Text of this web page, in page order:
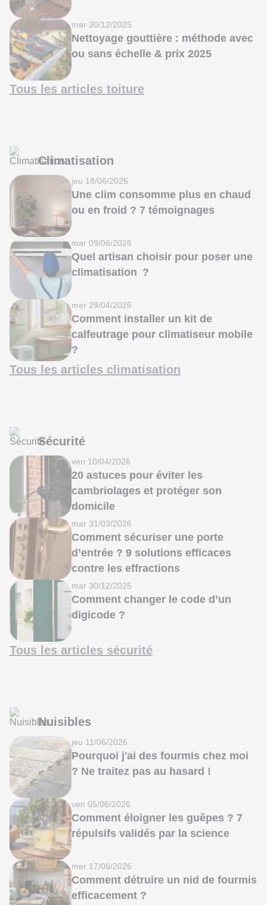
mar 30/12/2025
Nettoyage gouttière : méthode avec
ou sans échelle & prix 2025
Tous les articles toiture
Climatisation
jeu 18/06/2026
Une clim consomme plus en chaud
ou en froid ? 7 témoignages
mar 09/06/2026
Quel artisan choisir pour poser une
climatisation ?
mer 29/04/2026
Comment installer un kit de
calfeutrage pour climatiseur mobile
?
Tous les articles climatisation
Sécurité
ven 10/04/2026
20 astuces pour éviter les
cambriolages et protéger son
domicile
mar 31/03/2026
Comment sécuriser une porte
d’entrée ? 9 solutions efficaces
contre les effractions
mar 30/12/2025
Comment changer le code d’un
digicode ?
Tous les articles sécurité
Nuisibles
jeu 11/06/2026
Pourquoi j'ai des fourmis chez moi
? Ne traitez pas au hasard !
ven 05/06/2026
Comment éloigner les guêpes ? 7
répulsifs validés par la science
mer 17/06/2026
Comment détruire un nid de fourmis
efficacement ?